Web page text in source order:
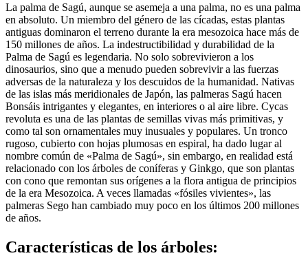
La palma de Sagú, aunque se asemeja a una palma, no es una palma
en absoluto. Un miembro del género de las cícadas, estas plantas
antiguas dominaron el terreno durante la era mesozoica hace más de
150 millones de años. La indestructibilidad y durabilidad de la
Palma de Sagú es legendaria. No solo sobrevivieron a los
dinosaurios, sino que a menudo pueden sobrevivir a las fuerzas
adversas de la naturaleza y los descuidos de la humanidad. Nativas
de las islas más meridionales de Japón, las palmeras Sagú hacen
Bonsáis intrigantes y elegantes, en interiores o al aire libre. Cycas
revoluta es una de las plantas de semillas vivas más primitivas, y
como tal son ornamentales muy inusuales y populares. Un tronco
rugoso, cubierto con hojas plumosas en espiral, ha dado lugar al
nombre común de «Palma de Sagú», sin embargo, en realidad está
relacionado con los árboles de coníferas y Ginkgo, que son plantas
con cono que remontan sus orígenes a la flora antigua de principios
de la era Mesozoica. A veces llamadas «fósiles vivientes», las
palmeras Sego han cambiado muy poco en los últimos 200 millones
de años.
Características de los árboles: